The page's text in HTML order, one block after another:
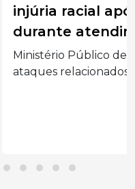
médico
em UPA
paciente por